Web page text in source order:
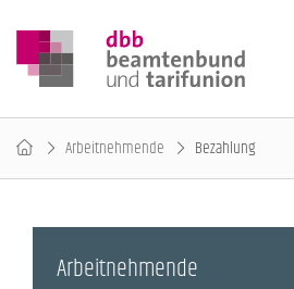
Arbeitnehmende Bezahlung
Arbeitnehmende